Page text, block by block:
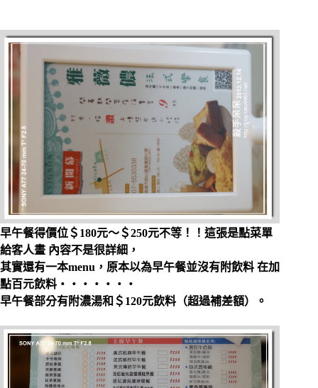
早午餐得價位＄180元～＄250元不等！！這張是點菜單
給客人畫 內容不是很詳細，
其實還有一本menu，原本以為早午餐並沒有附飲料 在加
點百元飲料‧‧‧‧‧‧‧
早午餐部分有附濃湯和＄120元飲料（超過補差額）。